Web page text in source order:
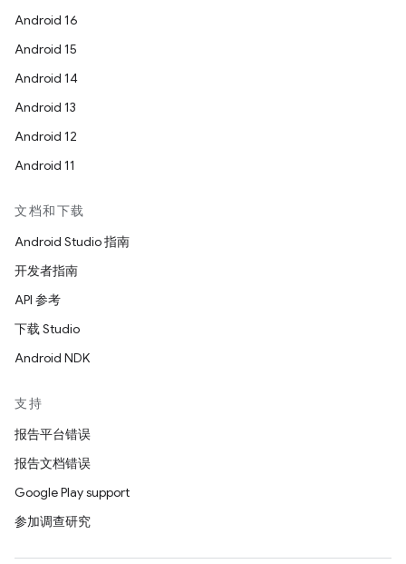
Android 16
Android 15
Android 14
Android 13
Android 12
Android 11
文档和下载
Android Studio 指南
开发者指南
API 参考
下载 Studio
Android NDK
支持
报告平台错误
报告文档错误
Google Play support
参加调查研究